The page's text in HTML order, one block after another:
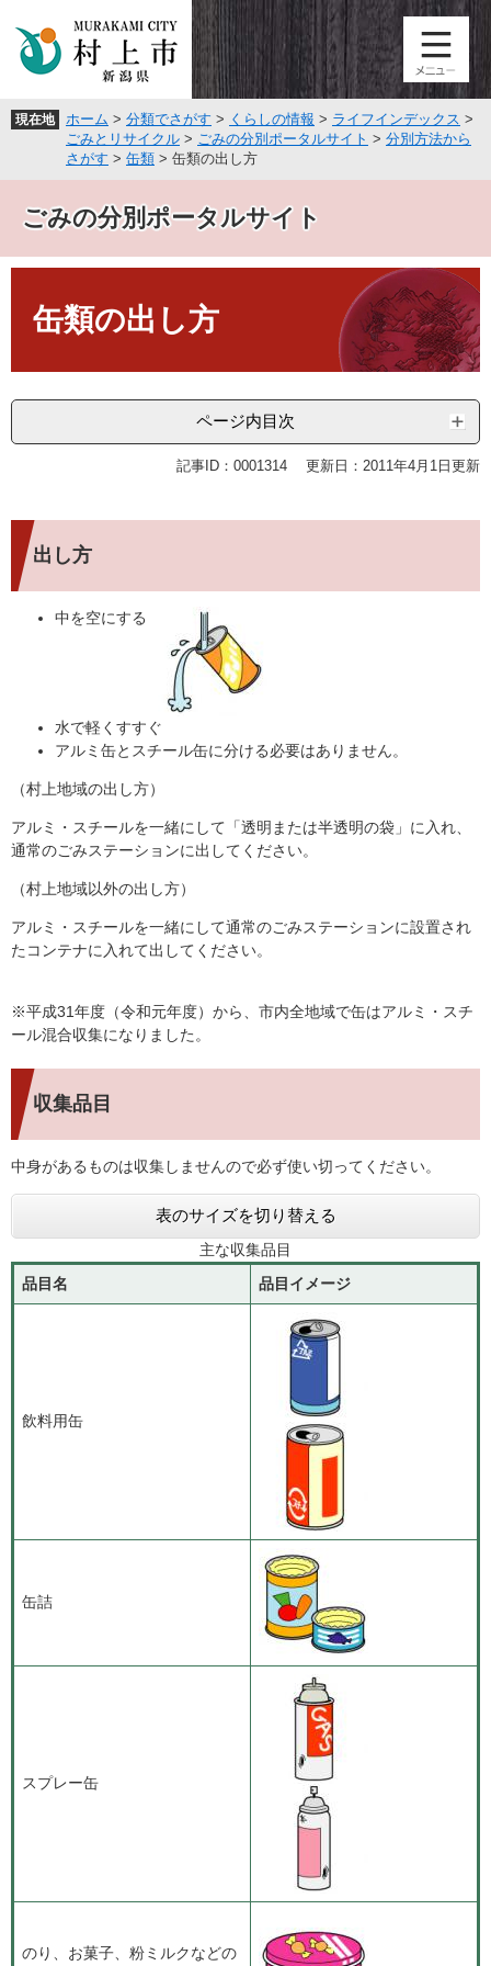
頭
飛
へ
現在地 ホーム > 分類でさがす > くらしの情報 > ライフインデックス >
ごみとリサイクル > ごみの分別ポータルサイト > 分別方法から
さがす > 缶類 > 缶類の出し方
ごみの分別ポータルサイト
缶類の出し方
ページ内目次
記事ID：0001314 更新日：2011年4月1日更新
出し方
中を空にする
水で軽くすすぐ
アルミ缶とスチール缶に分ける必要はありません。
（村上地域の出し方）
アルミ・スチールを一緒にして「透明または半透明の袋」に入れ、
通常のごみステーションに出してください。
（村上地域以外の出し方）
アルミ・スチールを一緒にして通常のごみステーションに設置され
たコンテナに入れて出してください。
※平成31年度（令和元年度）から、市内全地域で缶はアルミ・スチ
ール混合収集になりました。
収集品目
中身があるものは収集しませんので必ず使い切ってください。
表のサイズを切り替える
主な収集品目
品目名
品目イメージ
飲料用缶
缶詰
スプレー缶
のり、お菓子、粉ミルクなどの